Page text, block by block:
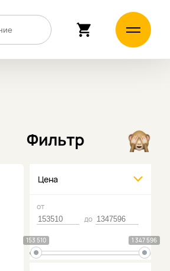
Фильтр
Цена
от
до
153 510 1 347 596